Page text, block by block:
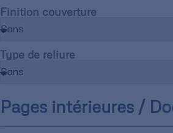
Finition couverture
Type de reliure
Pages intérieures /